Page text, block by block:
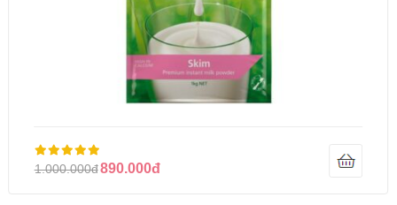
1.000.000đ890.000đ